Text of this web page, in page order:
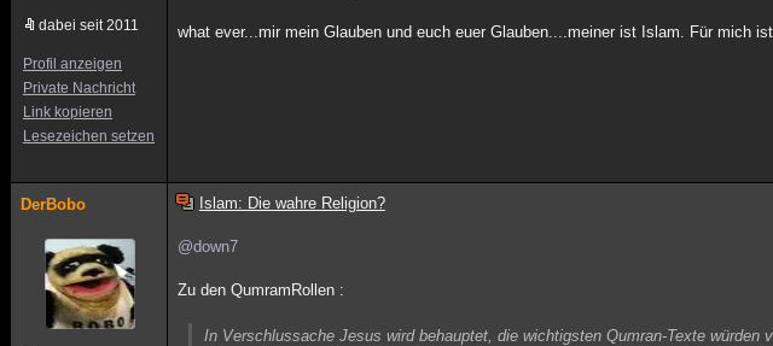
dabei seit 2011
Profil anzeigen
Private Nachricht
Link kopieren
Lesezeichen setzen
what ever...mir mein Glauben und euch euer Glauben....meiner ist Islam. Für mich
DerBobo Islam: Die wahre Religion?
@down7
Zu den QumramRollen :
In Verschlussache Jesus wird behauptet, die wichtigsten Qumran-Texte